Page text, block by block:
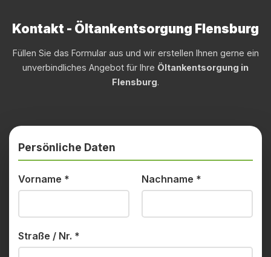
Kontakt - Öltankentsorgung Flensburg
Füllen Sie das Formular aus und wir erstellen Ihnen gerne ein
unverbindliches Angebot für Ihre Öltankentsorgung in
Flensburg.
Persönliche Daten
Vorname * Nachname *
Straße / Nr. *